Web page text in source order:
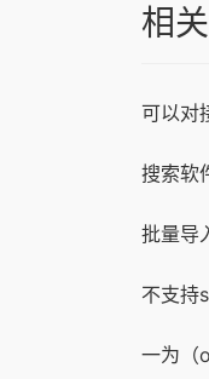
相
可以对
搜索软
批量导
不支持
一为（